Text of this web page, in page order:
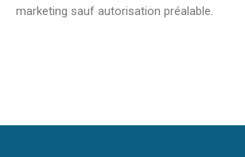
marketing sauf autorisation préalable.